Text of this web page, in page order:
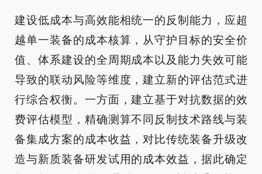
建设低成本与高效能相统一的反制能力，应超
越单一装备的成本核算，从守护目标的安全价
值、体系建设的全周期成本以及能力失效可能
导致的联动风险等维度，建立新的评估范式进
行综合权衡。一方面，建立基于对抗数据的效
费评估模型，精确测算不同反制技术路线与装
备集成方案的成本收益，对比传统装备升级改
造与新质装备研发试用的成本效益，据此确定